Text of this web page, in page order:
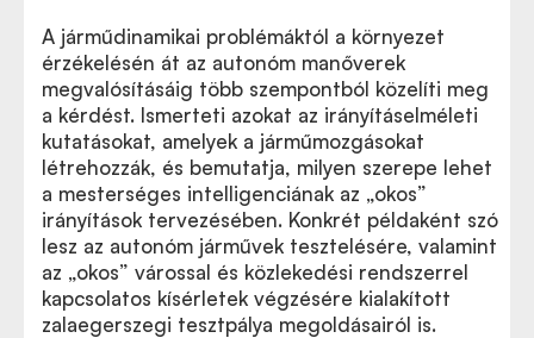
A járműdinamikai problémáktól a környezet
érzékelésén át az autonóm manőverek
megvalósításáig több szempontból közelíti meg
a kérdést. Ismerteti azokat az irányításelméleti
kutatásokat, amelyek a járműmozgásokat
létrehozzák, és bemutatja, milyen szerepe lehet
a mesterséges intelligenciának az „okos”
irányítások tervezésében. Konkrét példaként szó
lesz az autonóm járművek tesztelésére, valamint
az „okos” várossal és közlekedési rendszerrel
kapcsolatos kísérletek végzésére kialakított
zalaegerszegi tesztpálya megoldásairól is.